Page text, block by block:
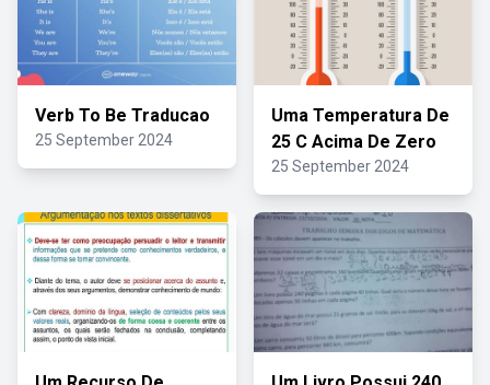
Verb To Be Traducao
25 September 2024
Uma Temperatura De
25 C Acima De Zero
25 September 2024